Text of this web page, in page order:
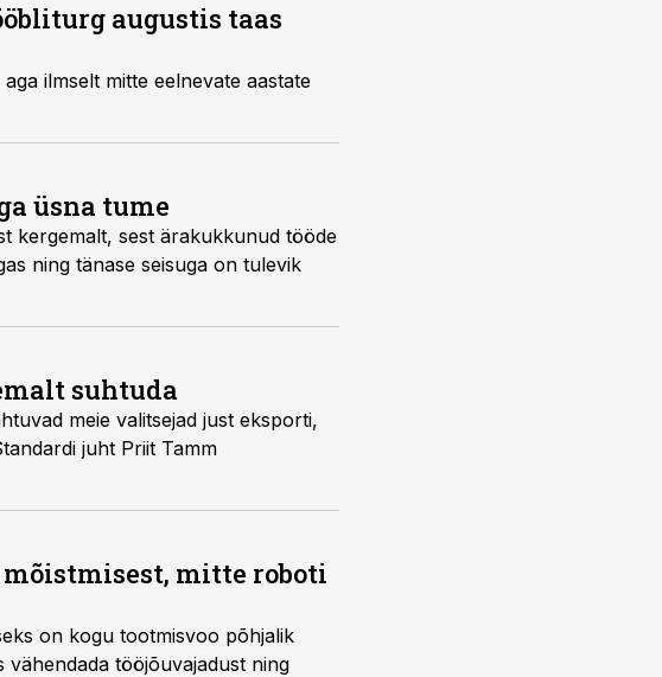
augustis taas
ilmselt mitte eelnevate aastate
üsna tume
kergemalt, sest ärakukkunud tööde
ning tänase seisuga on tulevik
suhtuda
meie valitsejad just eksporti,
juht Priit Tamm
mitte roboti
on kogu tootmisvoo põhjalik
tööjõuvajadust ning